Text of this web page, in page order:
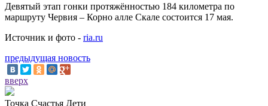
Девятый этап гонки протяжённостью 184 километра по
маршруту Червия – Корно алле Скале состоится 17 мая.
Источник и фото - ria.ru
предыдущая новость
вверх
Точка Счастья Дети